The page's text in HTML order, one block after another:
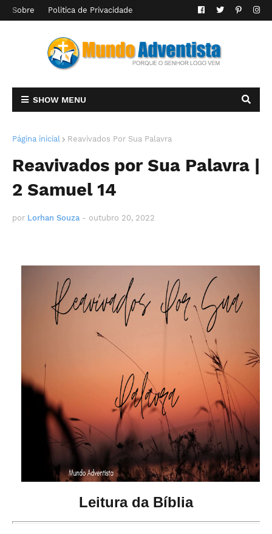
Sobre Politica de Privacidade
SHOW MENU
Página inicial Reavivados Por Sua Palavra
Reavivados por Sua Palavra |
2 Samuel 14
por Lorhan Souza - outubro 20, 2022
Leitura da Bíblia